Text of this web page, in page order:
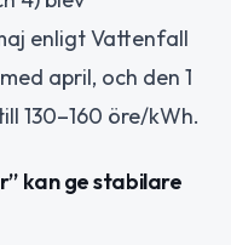
enligt Vattenfall
april, och den 1
130–160 öre/kWh.
kan ge stabilare